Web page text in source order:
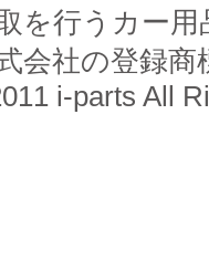
を行うカー
会社の登録商
i-parts All